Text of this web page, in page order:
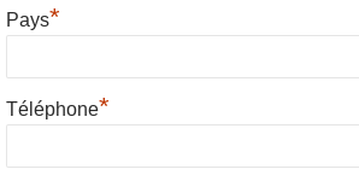
Pays*
Téléphone*